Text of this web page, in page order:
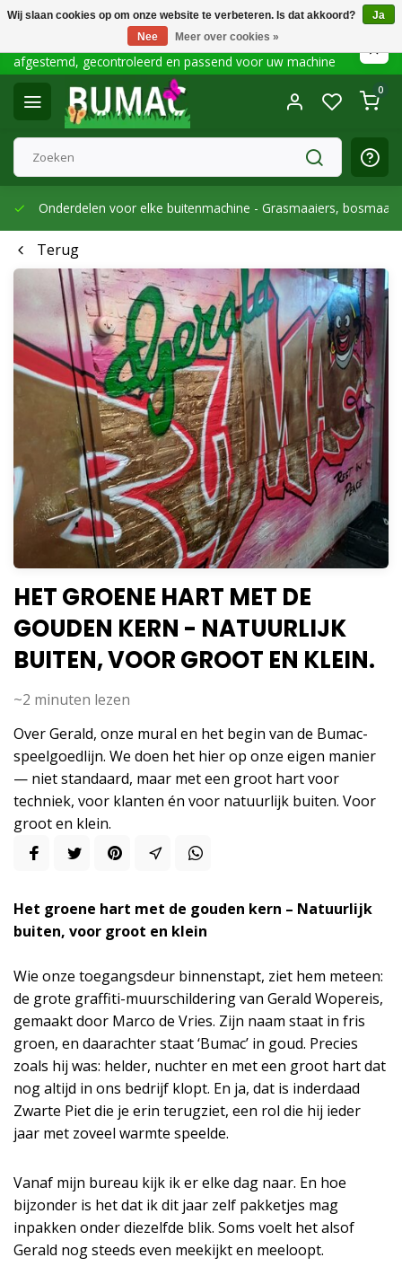
Onderdelen die het waard zijn om gevonden te worden –
afgestemd, gecontroleerd en passend voor uw machine
0
Onderdelen voor elke buitenmachine - Grasmaaiers,
Terug
HET GROENE HART MET DE
GOUDEN KERN - NATUURLIJK
BUITEN, VOOR GROOT EN KLEIN.
~2 minuten lezen
Over Gerald, onze mural en het begin van de Bumac-
speelgoedlijn. We doen het hier op onze eigen manier
— niet standaard, maar met een groot hart voor
techniek, voor klanten én voor natuurlijk buiten. Voor
groot en klein.
Het groene hart met de gouden kern – Natuurlijk
buiten, voor groot en klein
Wie onze toegangsdeur binnenstapt, ziet hem meteen:
de grote graffiti-muurschildering van Gerald Wopereis,
gemaakt door Marco de Vries. Zijn naam staat in fris
groen, en daarachter staat ‘Bumac’ in goud. Precies
zoals hij was: helder, nuchter en met een groot hart dat
nog altijd in ons bedrijf klopt. En ja, dat is inderdaad
Zwarte Piet die je erin terugziet, een rol die hij ieder
jaar met zoveel warmte speelde.
Vanaf mijn bureau kijk ik er elke dag naar. En hoe
bijzonder is het dat ik dit jaar zelf pakketjes mag
inpakken onder diezelfde blik. Soms voelt het alsof
Gerald nog steeds even meekijkt en meeloopt.
Wij slaan cookies op om onze website te verbeteren. Is dat akkoord?
Ja
Nee
Meer over cookies »